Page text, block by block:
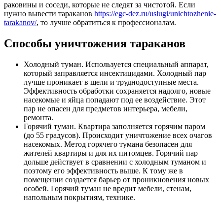
раковины и соседи, которые не следят за чистотой. Если
нужно вывести тараканов https://egc-dez.ru/uslugi/unichtozhenie-
tarakanov/, то лучше обратиться к профессионалам.
Способы уничтожения тараканов
Холодный туман. Используется специальный аппарат,
который заправляется инсектицидами. Холодный пар
лучше проникает в щели и труднодоступные места.
Эффективность обработки сохраняется надолго, новые
насекомые и яйца попадают под ее воздействие. Этот
пар не опасен для предметов интерьера, мебели,
ремонта.
Горячий туман. Квартира заполняется горячим паром
(до 55 градусов). Происходит уничтожение всех очагов
насекомых. Метод горячего тумана безопасен для
жителей квартиры и для их питомцев. Горячий пар
дольше действует в сравнении с холодным туманом и
поэтому его эффективность выше. К тому же в
помещении создается барьер от проникновения новых
особей. Горячий туман не вредит мебели, стенам,
напольным покрытиям, технике.